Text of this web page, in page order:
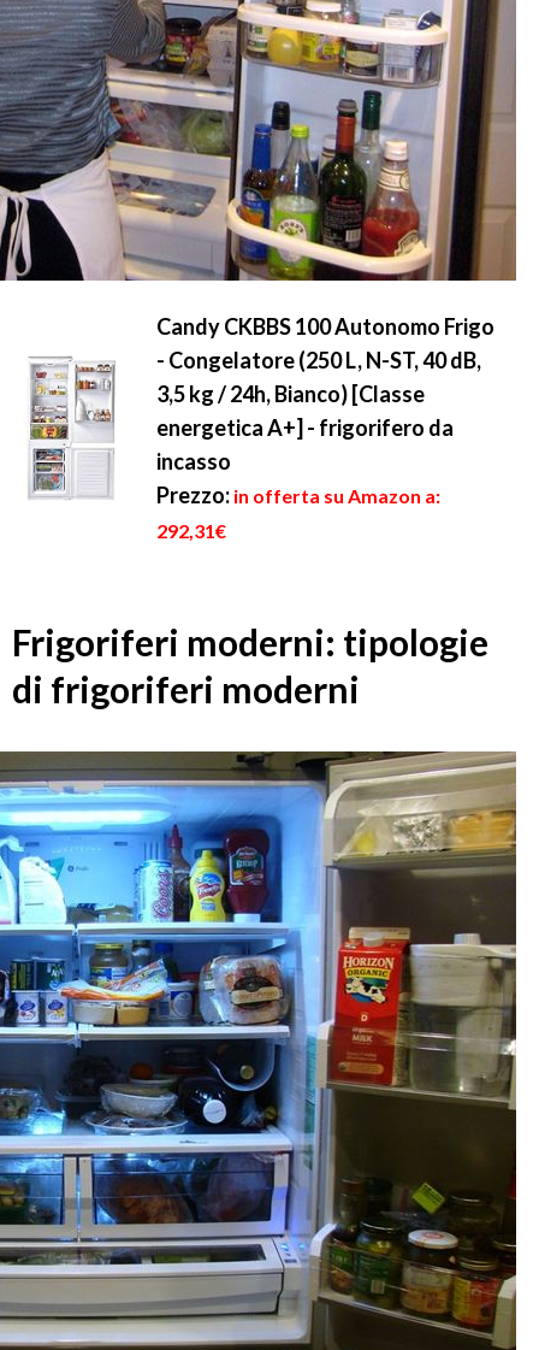
Candy CKBBS 100 Autonomo Frigo
- Congelatore (250 L, N-ST, 40 dB,
3,5 kg / 24h, Bianco) [Classe
energetica A+] - frigorifero da
incasso
Prezzo: in offerta su Amazon a:
292,31€
Frigoriferi moderni: tipologie
di frigoriferi moderni